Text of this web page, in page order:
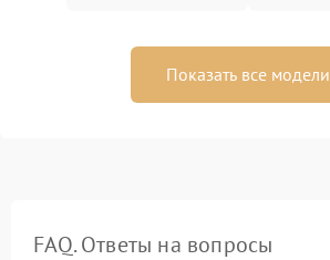
Показать все модели
FAQ. Ответы на вопросы